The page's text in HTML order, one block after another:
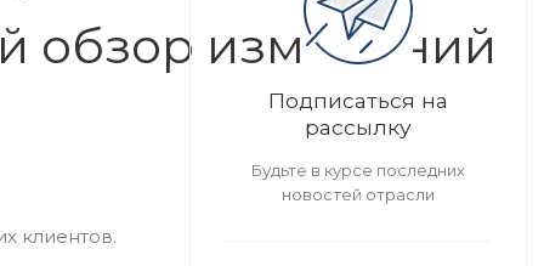
обзор изменений
клиентов.
Подписаться на
рассылку
Будьте в курсе последних
новостей отрасли